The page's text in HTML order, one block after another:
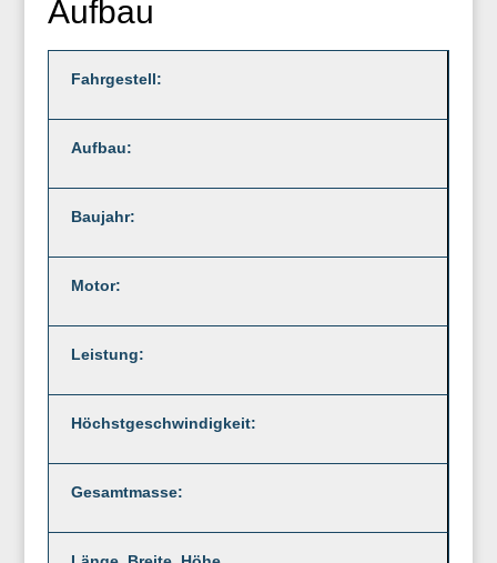
Aufbau
Fahrgestell:
Aufbau:
Baujahr:
Motor:
Leistung:
Höchstgeschwindigkeit:
Gesamtmasse: